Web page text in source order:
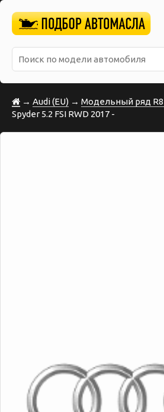
→ Audi (EU) → Модельный ряд R8
Spyder 5.2 FSI RWD 2017 -